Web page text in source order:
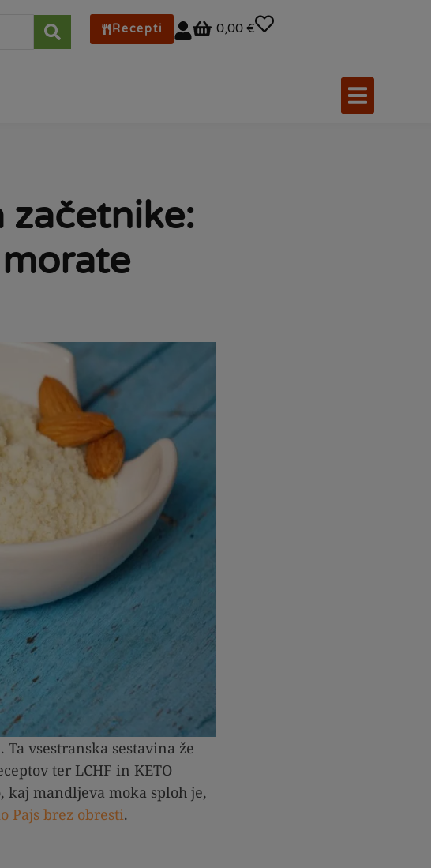
Recepti 0,00 €
začetnike:
vsestranska sestavina že
ter LCHF in KETO
mandljeva moka sploh je,
Pajs brez obresti.